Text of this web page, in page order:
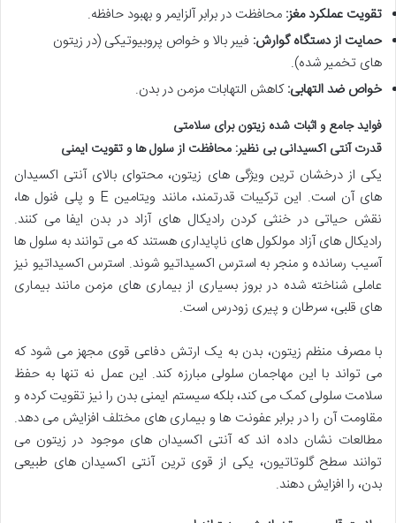
تقویت عملکرد مغز: محافظت در برابر آلزایمر و بهبود حافظه.
حمایت از دستگاه گوارش: فیبر بالا و خواص پروبیوتیکی (در زیتون
های تخمیر شده).
خواص ضد التهابی:کاهش التهابات مزمن در بدن.
فواید جامع و اثبات شده زیتون برای سلامتی
قدرت آنتی اکسیدانی بی نظیر: محافظت از سلول ها و تقویت ایمنی
یکی از درخشان ترین ویژگی های زیتون، محتوای بالای آنتی اکسیدان
های آن است. این ترکیبات قدرتمند، مانند ویتامین E و پلی فنول ها،
نقش حیاتی در خنثی کردن رادیکال های آزاد در بدن ایفا می کنند.
رادیکال های آزاد مولکول های ناپایداری هستند که می توانند به سلول ها
آسیب رسانده و منجر به استرس اکسیداتیو شوند. استرس اکسیداتیو نیز
عاملی شناخته شده در بروز بسیاری از بیماری های مزمن مانند بیماری
های قلبی، سرطان و پیری زودرس است.
با مصرف منظم زیتون، بدن به یک ارتش دفاعی قوی مجهز می شود که
می تواند با این مهاجمان سلولی مبارزه کند. این عمل نه تنها به حفظ
سلامت سلولی کمک می کند، بلکه سیستم ایمنی بدن را نیز تقویت کرده و
مقاومت آن را در برابر عفونت ها و بیماری های مختلف افزایش می دهد.
مطالعات نشان داده اند که آنتی اکسیدان های موجود در زیتون می
توانند سطح گلوتاتیون، یکی از قوی ترین آنتی اکسیدان های طبیعی
بدن، را افزایش دهند.